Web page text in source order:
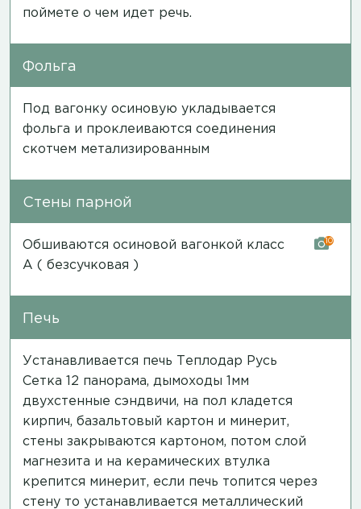
поймете о чем идет речь.
Фольга
Под вагонку осиновую укладывается
фольга и проклеиваются соединения
скотчем метализированным
Стены парной
Обшиваются осиновой вагонкой класс
А ( безсучковая )
10
Печь
Устанавливается печь Теплодар Русь
Сетка 12 панорама, дымоходы 1мм
двухстенные сэндвичи, на пол кладется
кирпич, базальтовый картон и минерит,
стены закрываются картоном, потом слой
магнезита и на керамических втулка
крепится минерит, если печь топится через
стену то устанавливается металлический